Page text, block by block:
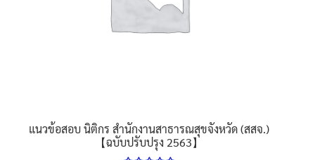
on
แนวข้อสอบ นิติกร สำนักงานสาธารณสุขจังหวัด (สสจ.)
【ฉบับปรับปรุง 2563】